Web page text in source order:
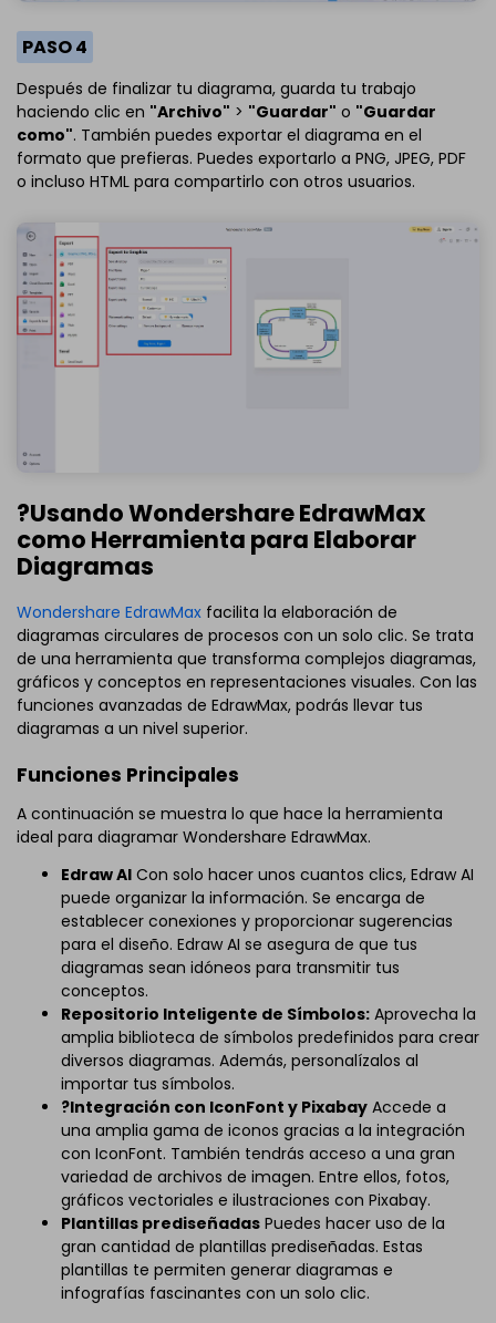
PASO 4
Después de finalizar tu diagrama, guarda tu trabajo
haciendo clic en "Archivo" > "Guardar" o "Guardar
como". También puedes exportar el diagrama en el
formato que prefieras. Puedes exportarlo a PNG, JPEG, PDF
o incluso HTML para compartirlo con otros usuarios.
?Usando Wondershare EdrawMax
como Herramienta para Elaborar
Diagramas
Wondershare EdrawMax facilita la elaboración de
diagramas circulares de procesos con un solo clic. Se trata
de una herramienta que transforma complejos diagramas,
gráficos y conceptos en representaciones visuales. Con las
funciones avanzadas de EdrawMax, podrás llevar tus
diagramas a un nivel superior.
Funciones Principales
A continuación se muestra lo que hace la herramienta
ideal para diagramar Wondershare EdrawMax.
Edraw AI Con solo hacer unos cuantos clics, Edraw AI
puede organizar la información. Se encarga de
establecer conexiones y proporcionar sugerencias
para el diseño. Edraw AI se asegura de que tus
diagramas sean idóneos para transmitir tus
conceptos.
Repositorio Inteligente de Símbolos: Aprovecha la
amplia biblioteca de símbolos predefinidos para crear
diversos diagramas. Además, personalízalos al
importar tus símbolos.
?Integración con IconFont y Pixabay Accede a
una amplia gama de iconos gracias a la integración
con IconFont. También tendrás acceso a una gran
variedad de archivos de imagen. Entre ellos, fotos,
gráficos vectoriales e ilustraciones con Pixabay.
Plantillas prediseñadas Puedes hacer uso de la
gran cantidad de plantillas prediseñadas. Estas
plantillas te permiten generar diagramas e
infografías fascinantes con un solo clic.